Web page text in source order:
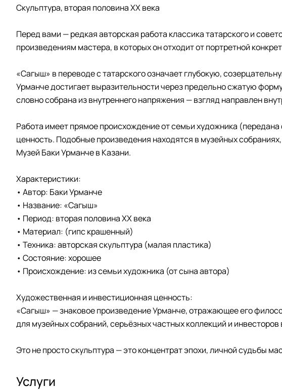
Скульптура, вторая половина ХХ века
Перед вами — редкая авторская работа классика татарского и
произведениям мастера, в которых он отходит от портретной
«Сагыш» в переводе с татарского означает глубокую,
Урманче достигает выразительности через предельно сжатую
словно собрана из внутреннего напряжения — взгляд направлен
Работа имеет прямое происхождение от семьи художника
ценность. Подобные произведения находятся в музейных
Музей Баки Урманче в Казани.
Характеристики:
• Автор: Баки Урманче
• Название: «Сагыш»
• Период: вторая половина ХХ века
• Материал: (гипс крашенный)
• Техника: авторская скульптура (малая пластика)
• Состояние: хорошее
• Происхождение: из семьи художника (от сына автора)
Художественная и инвестиционная ценность:
«Сагыш» — знаковое произведение Урманче, отражающее его
для музейных собраний, серьёзных частных коллекций и инвесторов
Это не просто скульптура — это концентрат эпохи, личной судьбы
Услуги